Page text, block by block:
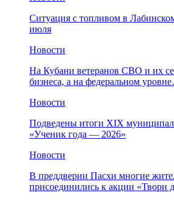
Ситуация с топливом в
июля
Новости
На Кубани ветеранов СВО и их
бизнеса, а на федеральном
Новости
Подведены итоги XIX
«Ученик года — 2026»
Новости
В преддверии Пасхи многие
присоединились к акции «Твори